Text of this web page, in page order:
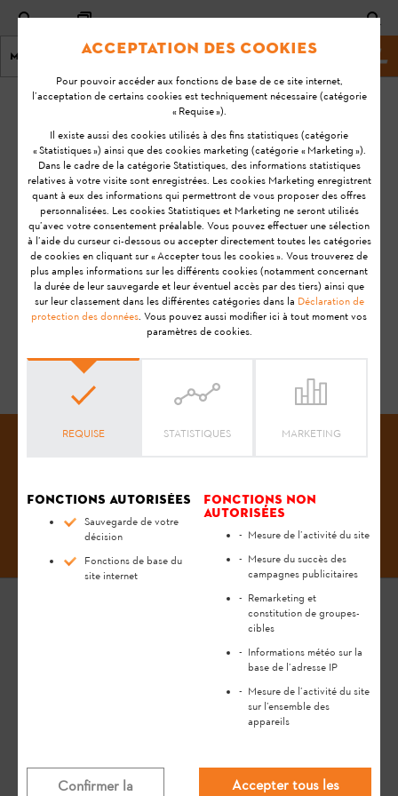
Menu Site Web de STIHL
Page d'accueil KA-01029
Article non trouvé !
Remarque:Avant de préparer votre produit STIHL à
l'utilisation, de le mettre en service, de le nettoyer, de le
transporter, de le stocker, de l'entretenir, de le réparer, de le
dépanner ou de l'éliminer, veuillez lire attentivement leManuel
d'utilisation. Le manuel d'utilisation contient des consignes de
sécurité et vous aide à utiliser votre produit STIHL en toute
sécurité et dans le respect de l'environnement tout au long de
sa longue durée de vie.
#STIHL
Acceptation des cookies
Pour pouvoir accéder aux fonctions de base de ce site internet,
l’acceptation de certains cookies est techniquement nécessaire (catégorie
« Requise »).
Il existe aussi des cookies utilisés à des fins statistiques (catégorie
« Statistiques ») ainsi que des cookies marketing (catégorie « Marketing »).
Dans le cadre de la catégorie Statistiques, des informations statistiques
relatives à votre visite sont enregistrées. Les cookies Marketing enregistrent
quant à eux des informations qui permettront de vous proposer des offres
personnalisées. Les cookies Statistiques et Marketing ne seront utilisés
qu’avec votre consentement préalable. Vous pouvez effectuer une sélection
à l’aide du curseur ci-dessous ou accepter directement toutes les catégories
de cookies en cliquant sur « Accepter tous les cookies ». Vous trouverez de
plus amples informations sur les différents cookies (notamment concernant
la durée de leur sauvegarde et leur éventuel accès par des tiers) ainsi que
sur leur classement dans les différentes catégories dans la Déclaration de
protection des données. Vous pouvez aussi modifier ici à tout moment vos
paramètres de cookies.
REQUISE STATISTIQUES MARKETING
Fonctions autorisées
Sauvegarde de votre
décision
Fonctions de base du
site internet
Fonctions non
autorisées
Mesure de l’activité du site
Mesure du succès des
campagnes publicitaires
Remarketing et
constitution de groupes-
cibles
Informations météo sur la
base de l’adresse IP
Mesure de l’activité du site
sur l’ensemble des
appareils
Confirmer la Accepter tous les